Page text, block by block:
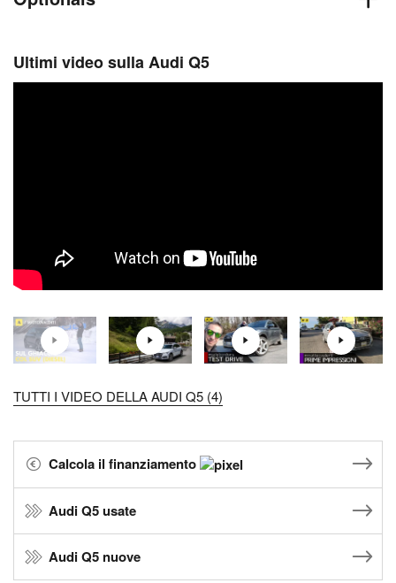
Ultimi video sulla Audi Q5
TUTTI I VIDEO DELLA AUDI Q5 (4)
Calcola il finanziamento
Audi Q5 usate
Audi Q5 nuove